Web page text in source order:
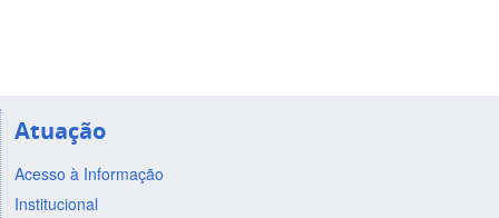
Atuação
Acesso à Informação
Institucional